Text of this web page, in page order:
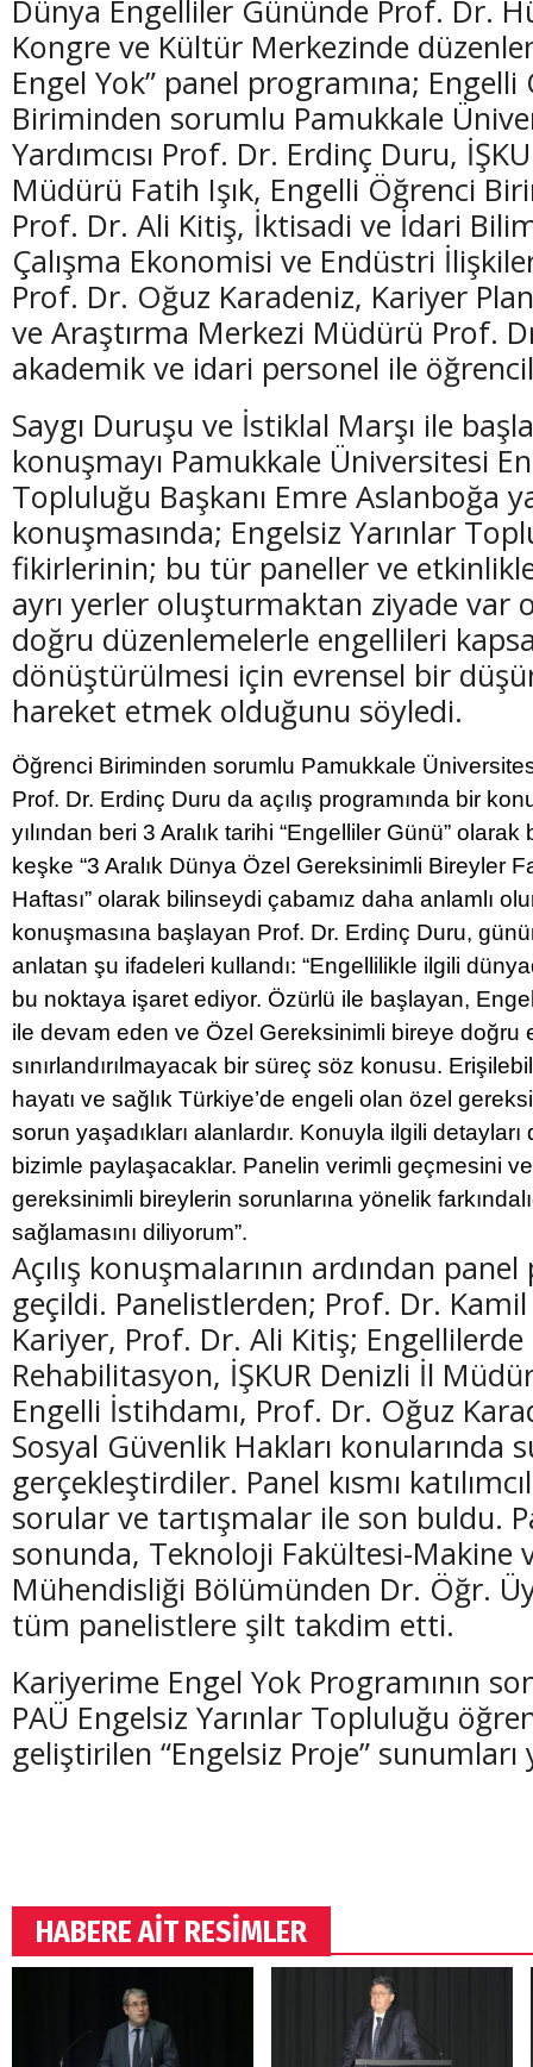
Dünya Engelliler Gününde Prof. Dr.
Kongre ve Kültür Merkezinde
Engel Yok” panel programına; Engelli
Biriminden sorumlu Pamukkale
Yardımcısı Prof. Dr. Erdinç Duru,
Müdürü Fatih Işık, Engelli Öğrenci
Prof. Dr. Ali Kitiş, İktisadi ve İdari
Çalışma Ekonomisi ve Endüstri
Prof. Dr. Oğuz Karadeniz, Kariyer
ve Araştırma Merkezi Müdürü Prof.
akademik ve idari personel ile
Saygı Duruşu ve İstiklal Marşı ile
konuşmayı Pamukkale Üniversitesi
Topluluğu Başkanı Emre Aslanboğa
konuşmasında; Engelsiz Yarınlar
fikirlerinin; bu tür paneller ve
ayrı yerler oluşturmaktan ziyade var
doğru düzenlemelerle engellileri
dönüştürülmesi için evrensel bir
hareket etmek olduğunu söyledi.
Öğrenci Biriminden sorumlu Pamukkale
Prof. Dr. Erdinç Duru da açılış programında bir
yılından beri 3 Aralık tarihi “Engelliler Günü”
keşke “3 Aralık Dünya Özel Gereksinimli Bireyler
Haftası” olarak bilinseydi çabamız daha anlamlı
konuşmasına başlayan Prof. Dr. Erdinç Duru,
anlatan şu ifadeleri kullandı: “Engellilikle ilgili
bu noktaya işaret ediyor. Özürlü ile başlayan,
ile devam eden ve Özel Gereksinimli bireye doğru
sınırlandırılmayacak bir süreç söz konusu.
hayatı ve sağlık Türkiye’de engeli olan özel
sorun yaşadıkları alanlardır. Konuyla ilgili
bizimle paylaşacaklar. Panelin verimli geçmesini
gereksinimli bireylerin sorunlarına yönelik
sağlamasını diliyorum”.
Açılış konuşmalarının ardından
geçildi. Panelistlerden; Prof. Dr.
Kariyer, Prof. Dr. Ali Kitiş; Engellilerde
Rehabilitasyon, İŞKUR Denizli İl
Engelli İstihdamı, Prof. Dr. Oğuz
Sosyal Güvenlik Hakları konularında
gerçekleştirdiler. Panel kısmı
sorular ve tartışmalar ile son buldu.
sonunda, Teknoloji Fakültesi-Makine
Mühendisliği Bölümünden Dr. Öğr.
tüm panelistlere şilt takdim etti.
Kariyerime Engel Yok Programının
PAÜ Engelsiz Yarınlar Topluluğu
geliştirilen “Engelsiz Proje” sunumları
HABERE AİT RESİMLER
(20 Şubat - 20 Mart)
Balık Burcunun 09.08.2026 Günlük Yorumu
(21 Mart - 20
Koç